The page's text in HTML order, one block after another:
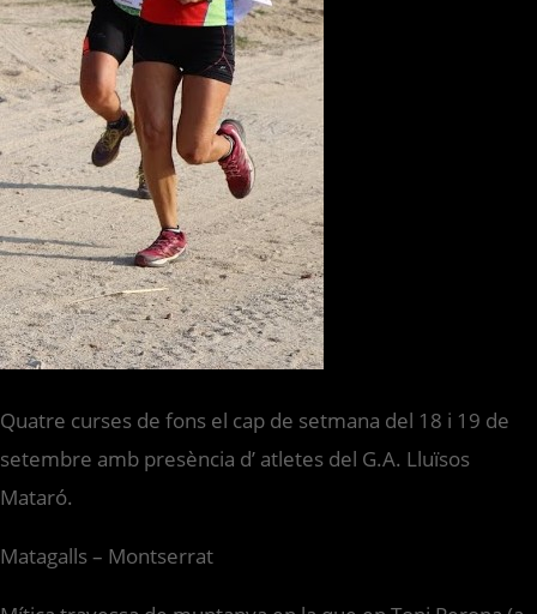
Quatre curses de fons el cap de setmana del 18 i 19 de
setembre amb presència d’ atletes del G.A. Lluïsos
Mataró.
Matagalls – Montserrat